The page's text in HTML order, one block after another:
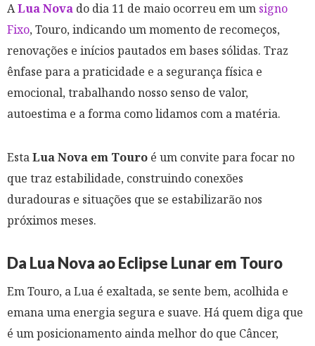
ALua Nova do dia 11 de maio ocorreu em um signo
Fixo, Touro, indicando um momento de recomeços,
renovações e inícios pautados em bases sólidas. Traz
ênfase para a praticidade e a segurança física e
emocional, trabalhando nosso senso de valor,
autoestima e a forma como lidamos com a matéria.
EstaLua Nova em Touro é um convite para focar no
que traz estabilidade, construindo conexões
duradouras e situações que se estabilizarão nos
próximos meses.
Da Lua Nova ao Eclipse Lunar em Touro
Em Touro, a Lua é exaltada, se sente bem, acolhida e
emana uma energia segura e suave. Há quem diga que
é um posicionamento ainda melhor do que Câncer,